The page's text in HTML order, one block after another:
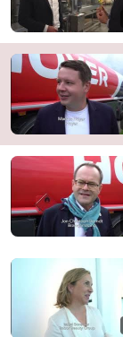
Bobby Parrish